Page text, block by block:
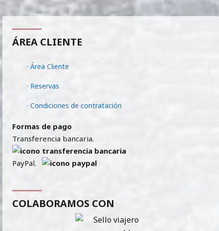
ÁREA CLIENTE
· Área Cliente
· Reservas
· Condiciones de contratación
Formas de pago
Transferencia bancaria.
PayPal.
COLABORAMOS CON